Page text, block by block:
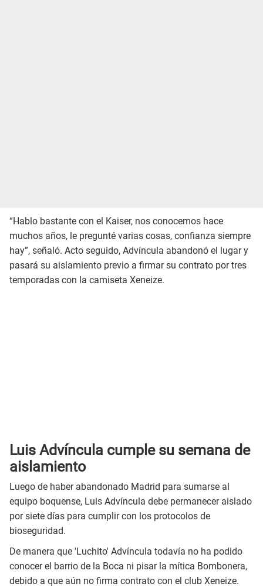
“Hablo bastante con el Kaiser, nos conocemos hace
muchos años, le pregunté varias cosas, confianza siempre
hay”, señaló. Acto seguido, Advíncula abandonó el lugar y
pasará su aislamiento previo a firmar su contrato por tres
temporadas con la camiseta Xeneize.
Luis Advíncula cumple su semana de
aislamiento
Luego de haber abandonado Madrid para sumarse al
equipo boquense, Luis Advíncula debe permanecer aislado
por siete días para cumplir con los protocolos de
bioseguridad.
De manera que 'Luchito' Advíncula todavía no ha podido
conocer el barrio de la Boca ni pisar la mítica Bombonera,
debido a que aún no firma contrato con el club Xeneize.